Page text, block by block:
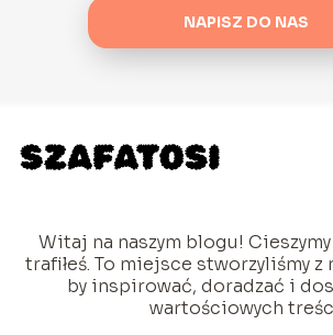
NAPISZ DO NAS
Witaj na naszym blogu!
trafiłeś. To miejsce stworzyliśmy z
by inspirować, doradzać i
wartościowych